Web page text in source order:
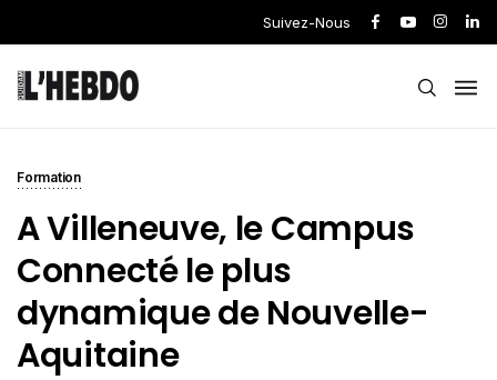
Suivez-Nous
Formation
A Villeneuve, le Campus
Connecté le plus
dynamique de Nouvelle-
Aquitaine